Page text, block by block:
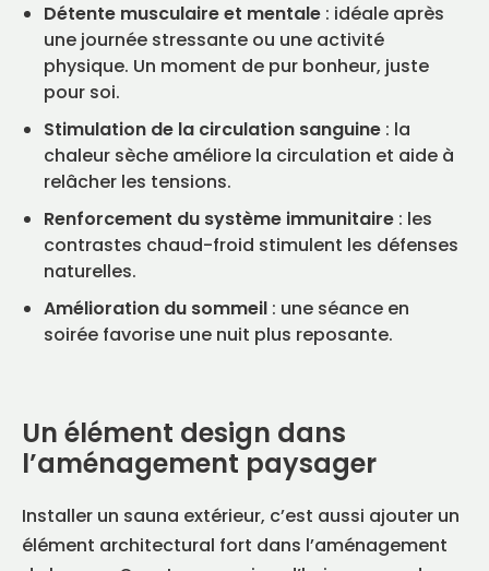
Détente musculaire et mentale : idéale après
une journée stressante ou une activité
physique. Un moment de pur bonheur, juste
pour soi.
Stimulation de la circulation sanguine : la
chaleur sèche améliore la circulation et aide à
relâcher les tensions.
Renforcement du système immunitaire : les
contrastes chaud-froid stimulent les défenses
naturelles.
Amélioration du sommeil : une séance en
soirée favorise une nuit plus reposante.
Un élément design dans
l’aménagement paysager
Installer un sauna extérieur, c’est aussi ajouter un
élément architectural fort dans l’aménagement